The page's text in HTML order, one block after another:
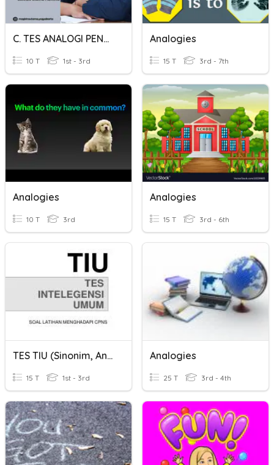
C. TES ANALOGI PENALARAN
10 T 1st - 3rd
Analogies
15 T 3rd - 7th
Analogies
10 T 3rd
Analogies
15 T 3rd - 6th
TES TIU (sinonim, Antonim, Analogi)
15 T 1st - 3rd
Analogies
25 T 3rd - 4th